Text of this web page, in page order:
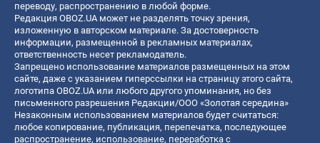
переводу, распространению в любой форме.
Редакция OBOZ.UA может не разделять точку зрения,
изложенную в авторском материале. За достоверность
информации, размещенной в рекламных материалах,
ответственность несет рекламодатель.
Запрещено использование материалов размещенных на этом
сайте, даже с указанием гиперссылки на страницу этого сайта,
логотипа OBOZ.UA или любого другого упоминания, но без
письменного разрешения Редакции/ООО «Золотая середина»
Незаконным использованием материалов будет считаться:
любое копирование, публикация, перепечатка, последующее
распространение, использование, переработка с